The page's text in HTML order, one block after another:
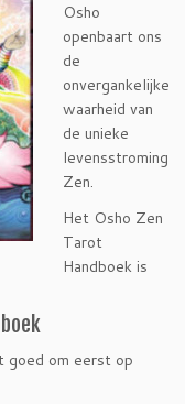
Osho
openbaart ons
de
onvergankelijke
waarheid van
de unieke
levensstroming
Zen.
Het Osho Zen
Tarot
Handboek is
goed om eerst op